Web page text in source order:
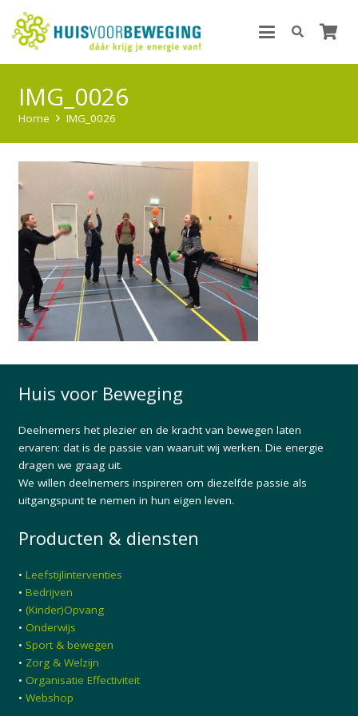
IMG_0026
Home IMG_0026
Huis voor Beweging
Deelnemers het plezier en de kracht van bewegen laten
ervaren: dat is de passie van waaruit wij werken. Die energie
dragen we graag uit.
We willen deelnemers inspireren om diezelfde passie als
uitgangspunt te nemen in hun eigen leven.
Producten & diensten
• Leefstijlinterventies
• Bedrijven
• (Kinder)Opvang
• Onderwijs
• Sport & bewegen
• Zorg & Welzijn
• Organisatie Effectiviteit
• Webshop